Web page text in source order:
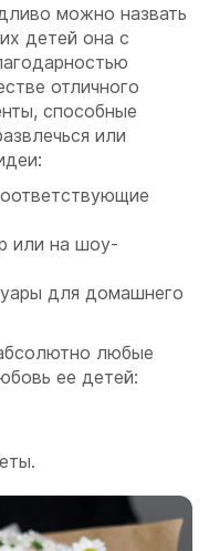
можно назвать
детей она с
отличного
способные
или
или на шоу-
для домашнего
любые
ее детей: